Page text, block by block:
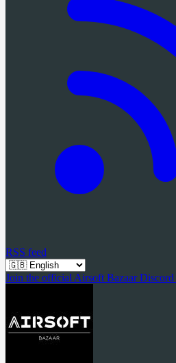
RSS feed
Join the official Airsoft Bazaar Discord